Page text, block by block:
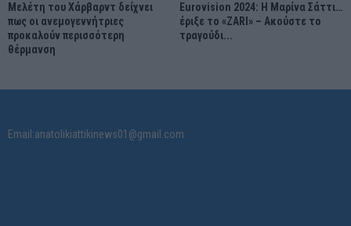
Μελέτη του Χάρβαρντ δείχνει
πως οι ανεμογεννήτριες
προκαλούν περισσότερη
θέρμανση
Eurovision 2024: Η Μαρίνα Σάττι…
έριξε το «ZARI» – Ακούστε το
τραγούδι...
Email:anatolikiattikinews01@gmail.com